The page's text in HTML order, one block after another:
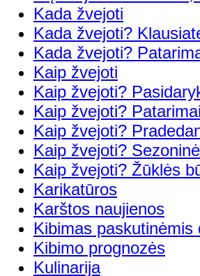
Kada žvejoti
Kada žvejoti?
Kada žvejoti?
Kaip žvejoti
Kaip žvejoti?
Kaip žvejoti?
Kaip žvejoti?
Kaip žvejoti?
Kaip žvejoti? Žūklės
Karikatūros
Karštos naujienos
Kibimas paskutinėmis
Kibimo prognozės
Kulinarija